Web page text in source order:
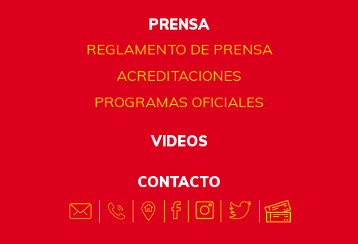
PRENSA
REGLAMENTO DE PRENSA
ACREDITACIONES
PROGRAMAS OFICIALES
VIDEOS
CONTACTO